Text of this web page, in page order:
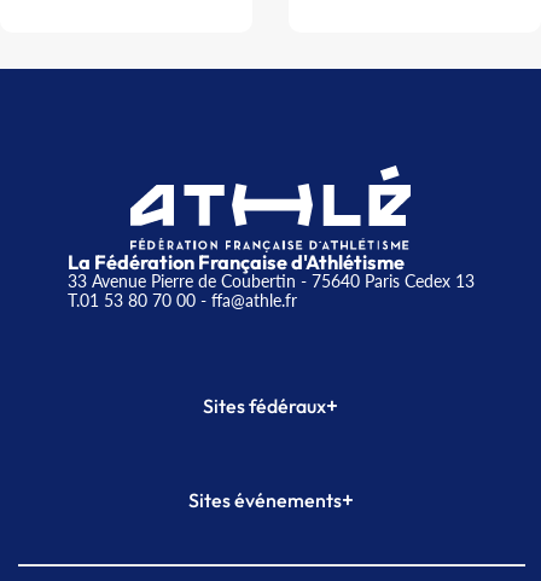
La Fédération Française d'Athlétisme
33 Avenue Pierre de Coubertin - 75640 Paris Cedex 13
T.01 53 80 70 00- ffa@athle.fr
Sites fédéraux+
Plateforme Formation
Sites événements+
Meeting de Paris indoor